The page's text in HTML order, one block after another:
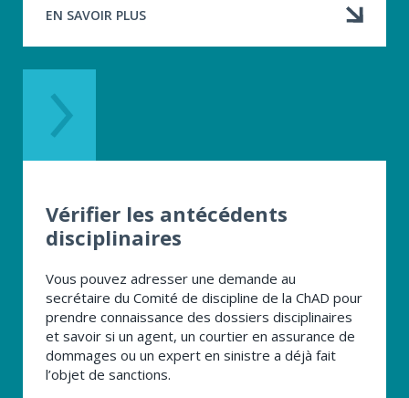
EN SAVOIR PLUS
À
UN
ACCÈS
AU
FONDS
DES
Vérifier les antécédents
disciplinaires
Vous pouvez adresser une demande au
secrétaire du Comité de discipline de la ChAD pour
prendre connaissance des dossiers disciplinaires
et savoir si un agent, un courtier en assurance de
dommages ou un expert en sinistre a déjà fait
l’objet de sanctions.